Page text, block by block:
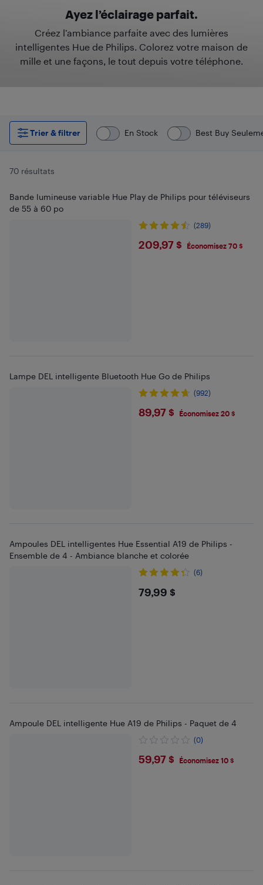
Ayez l’éclairage parfait.
Créez l’ambiance parfaite avec des lumières
intelligentes Hue de Philips. Colorez votre maison de
mille et une façons, le tout depuis votre téléphone.
Trier & filtrer En Stock Best Buy
70 résultats
Bande lumineuse variable Hue Play de Philips pour téléviseurs
de 55 à 60 po
(289)
$209.97
209,97 $ Économisez 70 $
Lampe DEL intelligente Bluetooth Hue Go de Philips
(992)
$89.97
89,97 $ Économisez 20 $
Ampoules DEL intelligentes Hue Essential A19 de Philips -
Ensemble de 4 - Ambiance blanche et colorée
(6)
$79.99
79,99 $
Ampoule DEL intelligente Hue A19 de Philips - Paquet de 4
(0)
$59.97
59,97 $ Économisez 10 $